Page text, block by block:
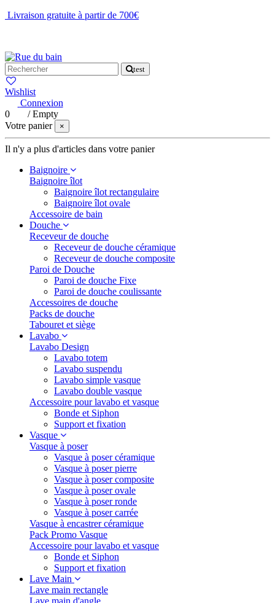
Livraison gratuite à partir de 700€
test
Wishlist
Connexion
0
/Empty
Votre panier
×
Il n'y a plus d'articles dans votre panier
Baignoire
Baignoire îlot
Baignoire îlot rectangulaire
Baignoire îlot ovale
Accessoire de bain
Douche
Receveur de douche
Receveur de douche céramique
Receveur de douche composite
Paroi de Douche
Paroi de douche Fixe
Paroi de douche coulissante
Accessoires de douche
Packs de douche
Tabouret et siège
Lavabo
Lavabo Design
Lavabo totem
Lavabo suspendu
Lavabo simple vasque
Lavabo double vasque
Accessoire pour lavabo et vasque
Bonde et Siphon
Support et fixation
Vasque
Vasque à poser
Vasque à poser céramique
Vasque à poser pierre
Vasque à poser composite
Vasque à poser ovale
Vasque à poser ronde
Vasque à poser carrée
Vasque à encastrer céramique
Pack Promo Vasque
Accessoire pour lavabo et vasque
Bonde et Siphon
Support et fixation
Lave Main
Lave main rectangle
Lave main d'angle